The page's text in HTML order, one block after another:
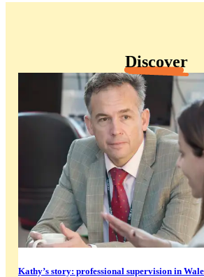
Discover
Kathy’s story: professional supervision in